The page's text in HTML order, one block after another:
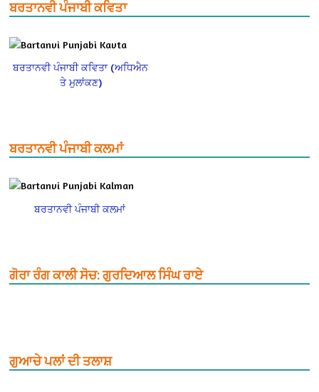
ਬਰਤਾਨਵੀ ਪੰਜਾਬੀ ਕਵਿਤਾ
ਬਰਤਾਨਵੀ ਪੰਜਾਬੀ ਕਵਿਤਾ (ਅਧਿਐਨ
ਤੇ ਮੁਲਾਂਕਣ)
ਬਰਤਾਨਵੀ ਪੰਜਾਬੀ ਕਲਮਾਂ
ਬਰਤਾਨਵੀ ਪੰਜਾਬੀ ਕਲਮਾਂ
ਗੋਰਾ ਰੰਗ ਕਾਲੀ ਸੋਚ: ਗੁਰਦਿਆਲ ਸਿੰਘ ਰਾਏ
ਗੁਆਚੇ ਪਲਾਂ ਦੀ ਤਲਾਸ਼